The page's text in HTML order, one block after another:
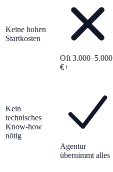
Keine hohen
Startkosten
Oft 3.000–5.000
€+
Kein
technisches
Know-how
nötig
Agentur
übernimmt alles